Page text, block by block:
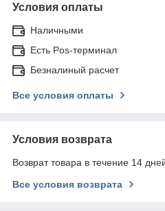
Условия оплаты
Наличными
Есть Pos-терминал
Безналиный расчет
Все условия оплаты
Условия возврата
Возврат товара в течение 14
Все условия возврата